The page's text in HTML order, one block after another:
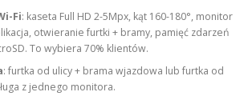
Fi: kaseta Full HD 2-5Mpx, kąt 160-180°, monitor
otwieranie furtki + bramy, pamięć zdarzeń
To wybiera 70% klientów.
: furtka od ulicy + brama wjazdowa lub furtka od
z jednego monitora.